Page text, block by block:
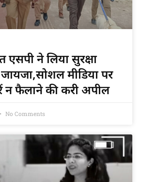
एसपी ने लिया सुरक्षा
मीडिया पर
न फैलाने की करी अपील
No Comments